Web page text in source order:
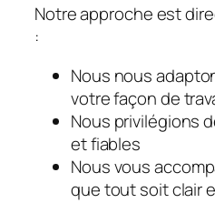
Notre approche est
:
Nous nous
votre façon de
Nous privilégions
et fiables
Nous vous
que tout soit clair